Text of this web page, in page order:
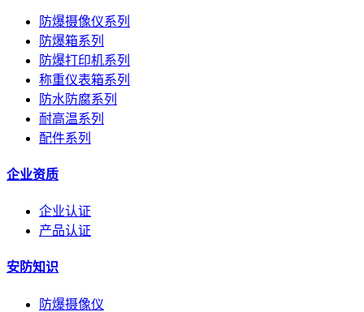
防爆摄像仪系列
防爆箱系列
防爆打印机系列
称重仪表箱系列
防水防腐系列
耐高温系列
配件系列
企业资质
企业认证
产品认证
安防知识
防爆摄像仪